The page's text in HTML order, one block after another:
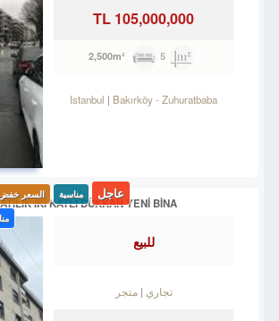
105,000,000 TL
5
Istanbul Bakırköy-Zuhuratbaba
İKİ KATLI DÜKKAN YENİ BİNA
عاجل مناسبة السعر
للبيع
تجاري متجر